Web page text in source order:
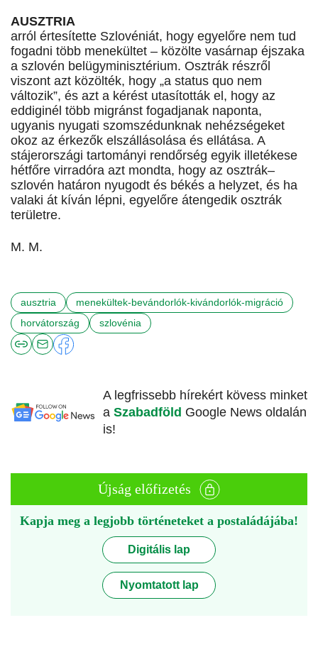
AUSZTRIA
arról értesítette Szlovéniát, hogy egyelőre nem tud
fogadni több menekültet – közölte vasárnap éjszaka
a szlovén belügyminisztérium. Osztrák részről
viszont azt közölték, hogy „a status quo nem
változik”, és azt a kérést utasították el, hogy az
eddiginél több migránst fogadjanak naponta,
ugyanis nyugati szomszédunknak nehézségeket
okoz az érkezők elszállásolása és ellátása. A
stájerországi tartományi rendőrség egyik illetékese
hétfőre virradóra azt mondta, hogy az osztrák–
szlovén határon nyugodt és békés a helyzet, és ha
valaki át kíván lépni, egyelőre átengedik osztrák
területre.
M. M.
ausztria
menekültek-bevándorlók-kivándorlók-migráció
horvátország
szlovénia
A legfrissebb hírekért kövess minket
a Szabadföld Google News oldalán
is!
Újság előfizetés
Kapja meg a legjobb történeteket a postaládájába!
Digitális lap
Nyomtatott lap